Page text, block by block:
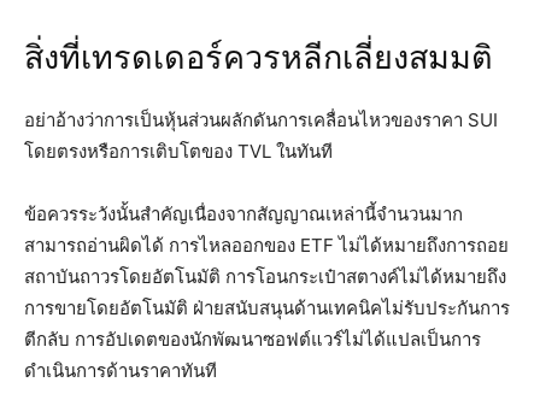
สิ่งที่เทรดเดอร์ควรหลีกเลี่ยงสมมติ
อย่าอ้างว่าการเป็นหุ้นส่วนผลักดันการเคลื่อนไหวของราคา SUI
โดยตรงหรือการเติบโตของ TVL ในทันที
ข้อควรระวังนั้นสำคัญเนื่องจากสัญญาณเหล่านี้จำนวนมาก
สามารถอ่านผิดได้ การไหลออกของ ETF ไม่ได้หมายถึงการถอย
สถาบันถาวรโดยอัตโนมัติ การโอนกระเป๋าสตางค์ไม่ได้หมายถึง
การขายโดยอัตโนมัติ ฝ่ายสนับสนุนด้านเทคนิคไม่รับประกันการ
ตีกลับ การอัปเดตของนักพัฒนาซอฟต์แวร์ไม่ได้แปลเป็นการ
ดำเนินการด้านราคาทันที